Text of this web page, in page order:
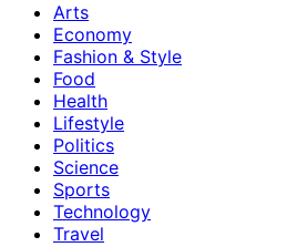
Arts
Economy
Fashion & Style
Food
Health
Lifestyle
Politics
Science
Sports
Technology
Travel